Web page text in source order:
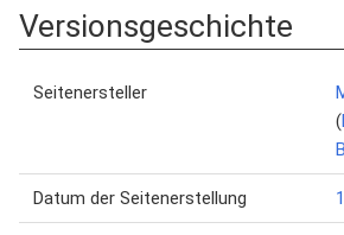
Versionsgeschichte
Seitenersteller
(
Datum der Seitenerstellung